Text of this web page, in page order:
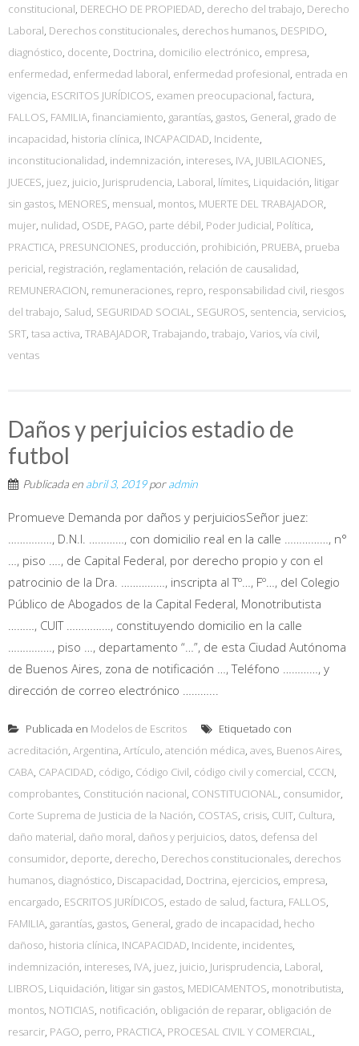
constitucional, DERECHO DE PROPIEDAD, derecho del trabajo, Derecho
Laboral, Derechos constitucionales, derechos humanos, DESPIDO,
diagnóstico, docente, Doctrina, domicilio electrónico, empresa,
enfermedad, enfermedad laboral, enfermedad profesional, entrada en
vigencia, ESCRITOS JURÍDICOS, examen preocupacional, factura,
FALLOS, FAMILIA, financiamiento, garantías, gastos, General, grado de
incapacidad, historia clínica, INCAPACIDAD, Incidente,
inconstitucionalidad, indemnización, intereses, IVA, JUBILACIONES,
JUECES, juez, juicio, Jurisprudencia, Laboral, límites, Liquidación, litigar
sin gastos, MENORES, mensual, montos, MUERTE DEL TRABAJADOR,
mujer, nulidad, OSDE, PAGO, parte débil, Poder Judicial, Política,
PRACTICA, PRESUNCIONES, producción, prohibición, PRUEBA, prueba
pericial, registración, reglamentación, relación de causalidad,
REMUNERACION, remuneraciones, repro, responsabilidad civil, riesgos
del trabajo, Salud, SEGURIDAD SOCIAL, SEGUROS, sentencia, servicios,
SRT, tasa activa, TRABAJADOR, Trabajando, trabajo, Varios, vía civil,
ventas
Daños y perjuicios estadio de
futbol
Publicada en abril 3, 2019poradmin
Promueve Demanda por daños y perjuiciosSeñor juez:
……………, D.N.I. …………, con domicilio real en la calle ……………, n°
…, piso …., de Capital Federal, por derecho propio y con el
patrocinio de la Dra. ……………, inscripta al Tº…, Fº…, del Colegio
Público de Abogados de la Capital Federal, Monotributista
………, CUIT ……………, constituyendo domicilio en la calle
……………, piso …, departamento “…”, de esta Ciudad Autónoma
de Buenos Aires, zona de notificación …, Teléfono …………, y
dirección de correo electrónico ………...
Publicada en Modelos de Escritos
Etiquetado con
acreditación, Argentina, Artículo, atención médica, aves, Buenos Aires,
CABA, CAPACIDAD, código, Código Civil, código civil y comercial, CCCN,
comprobantes, Constitución nacional, CONSTITUCIONAL, consumidor,
Corte Suprema de Justicia de la Nación, COSTAS, crisis, CUIT, Cultura,
daño material, daño moral, daños y perjuicios, datos, defensa del
consumidor, deporte, derecho, Derechos constitucionales, derechos
humanos, diagnóstico, Discapacidad, Doctrina, ejercicios, empresa,
encargado, ESCRITOS JURÍDICOS, estado de salud, factura, FALLOS,
FAMILIA, garantías, gastos, General, grado de incapacidad, hecho
dañoso, historia clínica, INCAPACIDAD, Incidente, incidentes,
indemnización, intereses, IVA, juez, juicio, Jurisprudencia, Laboral,
LIBROS, Liquidación, litigar sin gastos, MEDICAMENTOS, monotributista,
montos, NOTICIAS, notificación, obligación de reparar, obligación de
resarcir, PAGO, perro, PRACTICA, PROCESAL CIVIL Y COMERCIAL,